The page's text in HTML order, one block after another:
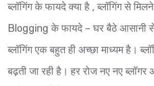
ब्लॉगिंग के फायदे क्या है , ब्लॉगिंग से
Blogging के फायदे – घर बैठे आसानी
ब्लॉगिंग एक बहुत ही अच्छा माध्यम है।
बढ़ती जा रही है। हर रोज नए नए